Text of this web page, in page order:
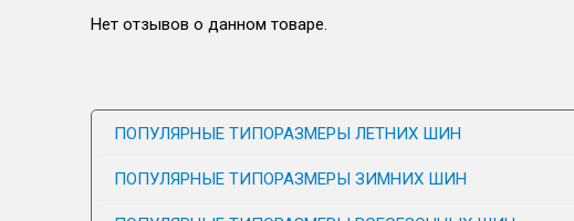
Нет отзывов о данном товаре.
ПОПУЛЯРНЫЕ ТИПОРАЗМЕРЫ ЛЕТНИХ ШИН
ПОПУЛЯРНЫЕ ТИПОРАЗМЕРЫ ЗИМНИХ ШИН